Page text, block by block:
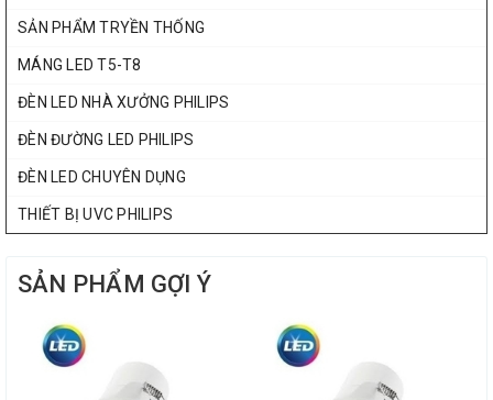
SẢN PHẨM TRYỀN THỐNG
MÁNG LED T5-T8
ĐÈN LED NHÀ XƯỞNG PHILIPS
ĐÈN ĐƯỜNG LED PHILIPS
ĐÈN LED CHUYÊN DỤNG
THIẾT BỊ UVC PHILIPS
SẢN PHẨM GỢI Ý